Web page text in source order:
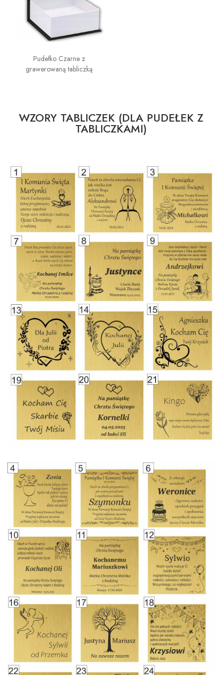
Pudełko Czarne z
grawerowaną tabliczką
WZORY TABLICZEK (DLA PUDEŁEK Z
TABLICZKAMI)